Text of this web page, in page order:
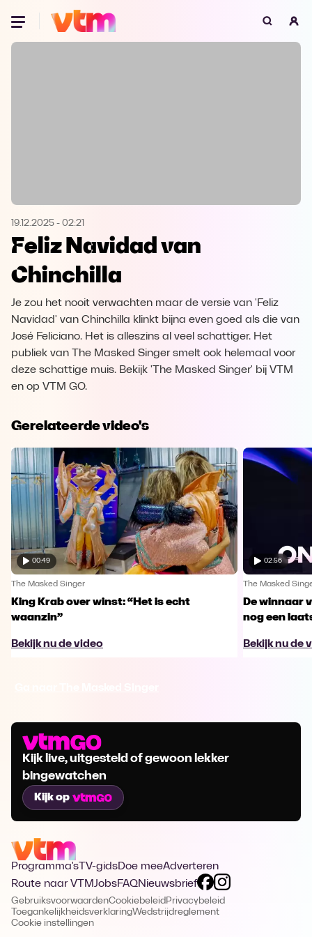
Oeps, browser niet ondersteund
Microsoft Edge
Opera
19.12.2025 - 02:21
Feliz Navidad van
Chinchilla
Je zou het nooit verwachten maar de versie van 'Feliz
Navidad' van Chinchilla klinkt bijna even goed als die van
José Feliciano. Het is alleszins al veel schattiger. Het
publiek van The Masked Singer smelt ook helemaal voor
deze schattige muis. Bekijk 'The Masked Singer' bij VTM
en op VTM GO.
Gerelateerde video's
00:49
The Masked Singer
King Krab over winst: “Het is echt
waanzin”
Bekijk nu de video
02:56
The Masked
De winnaar
nog een
Bekijk nu de
Kijk live, uitgesteld of gewoon lekker
bingewatchen
Kijk op
Programma's TV-gidsDoe meeAdverteren
Route naar VTMJobsFAQNieuwsbrief
GebruiksvoorwaardenCookiebeleid Privacybeleid
ToegankelijkheidsverklaringWedstrijdreglement
Cookie instellingen